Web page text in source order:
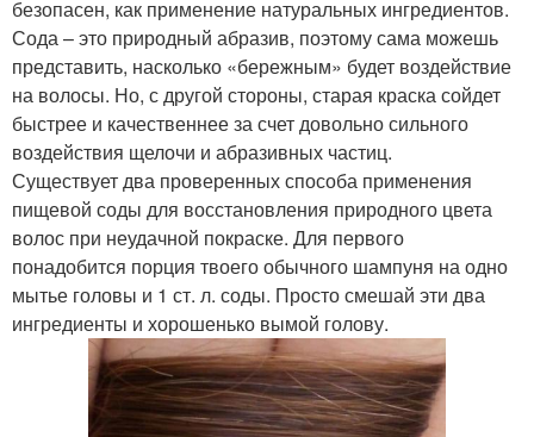
безопасен, как применение натуральных ингредиентов.
Сода – это природный абразив, поэтому сама можешь
представить, насколько «бережным» будет воздействие
на волосы. Но, с другой стороны, старая краска сойдет
быстрее и качественнее за счет довольно сильного
воздействия щелочи и абразивных частиц.
Существует два проверенных способа применения
пищевой соды для восстановления природного цвета
волос при неудачной покраске. Для первого
понадобится порция твоего обычного шампуня на одно
мытье головы и 1 ст. л. соды. Просто смешай эти два
ингредиенты и хорошенько вымой голову.